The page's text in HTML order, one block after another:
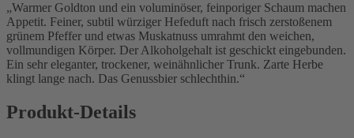
Warmer Goldton und ein voluminöser, feinporiger Schaum machen
Appetit. Feiner, subtil würziger Hefeduft nach frisch zerstoßenem
grünem Pfeffer und etwas Muskatnuss umrahmt den weichen,
vollmundigen Körper. Der Alkoholgehalt ist geschickt eingebunden.
Ein sehr eleganter, trockener, weinähnlicher Trunk. Zarte Herbe
klingt lange nach. Das Genussbier schlechthin.
Produkt-Details